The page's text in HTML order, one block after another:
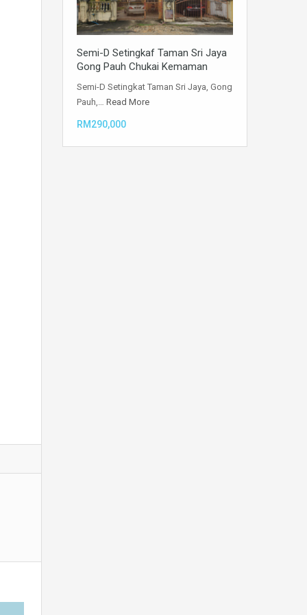
Semi-D Setingkaf Taman Sri Jaya
Gong Pauh Chukai Kemaman
Semi-D Setingkat Taman Sri Jaya, Gong
Pauh,… Read More
RM290,000